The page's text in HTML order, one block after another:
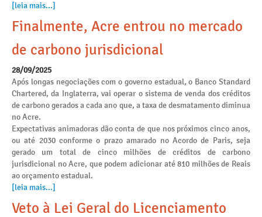
[leia mais...]
Finalmente, Acre entrou no mercado
de carbono jurisdicional
28/09/2025
Após longas negociações com o governo estadual, o Banco Standard
Chartered, da Inglaterra, vai operar o sistema de venda dos créditos
de carbono gerados a cada ano que, a taxa de desmatamento diminua
no Acre.
Expectativas animadoras dão conta de que nos próximos cinco anos,
ou até 2030 conforme o prazo amarado no Acordo de Paris, seja
gerado um total de cinco milhões de créditos de carbono
jurisdicional no Acre, que podem adicionar até 810 milhões de Reais
ao orçamento estadual.
[leia mais...]
Veto à Lei Geral do Licenciamento